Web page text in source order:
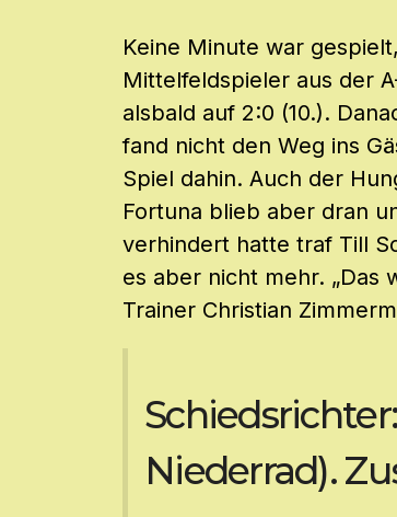
Keine Minute war
Mittelfeldspieler aus der
alsbald auf 2:0 (10.).
fand nicht den Weg ins
Spiel dahin. Auch der
Fortuna blieb aber dran
verhindert hatte traf Till
es aber nicht mehr. „Das
Trainer Christian
Niederrad).